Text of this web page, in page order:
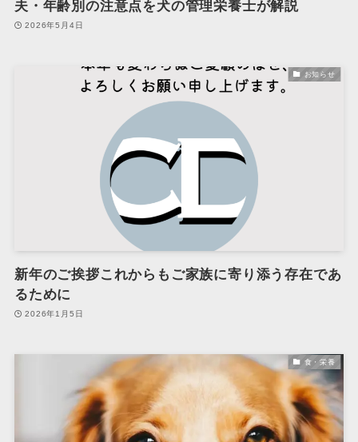
夫・年齢別の注意点を犬の管理栄養士が解説
2026年5月4日
お知らせ
新年のご挨拶これからもご家族に寄り添う存在であ
るために
2026年1月5日
食・栄養